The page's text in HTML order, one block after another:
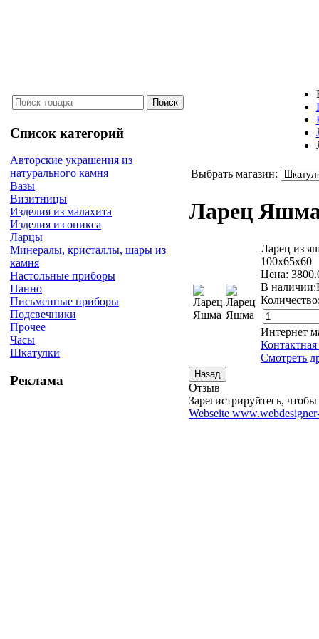
Список категорий
Авторские украшения из
натурального камня
Вазы
Визитницы
Изделия из малахита
Изделия из оникса
Ларцы
Минералы, кристаллы, шары из
камня
Настольные приборы
Панно
Письменные приборы
Подсвечники
Прочее
Часы
Шкатулки
Реклама
Выбрать магазин:
Ларец
Ларец из
100х65х60
Цена:
В наличии:
Интернет
Смотреть
Отзыв
Зарегистрируйтесь, чтобы
Webseite